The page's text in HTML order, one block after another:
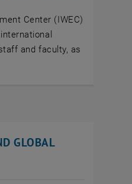
Center (IWEC)
and faculty, as
GLOBAL